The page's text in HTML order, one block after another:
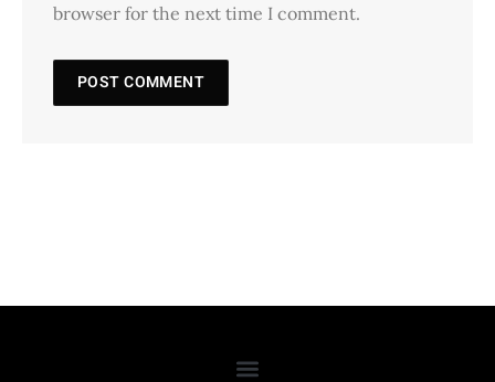
browser for the next time I comment.